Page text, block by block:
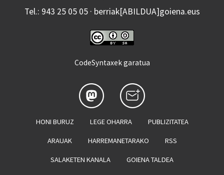
Tel.: 943 25 05 05 · berriak[ABILDUA]goiena.eus
CodeSyntaxek garatua
HONI BURUZ LEGE OHARRA PUBLIZITATEA
ARAUAK HARREMANETARAKO RSS
SALAKETEN KANALA GOIENA TALDEA